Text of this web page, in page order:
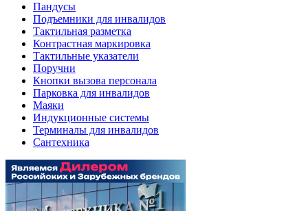
Пандусы
Подъемники для инвалидов
Тактильная разметка
Контрастная маркировка
Тактильные указатели
Поручни
Кнопки вызова персонала
Парковка для инвалидов
Маяки
Индукционные системы
Терминалы для инвалидов
Сантехника